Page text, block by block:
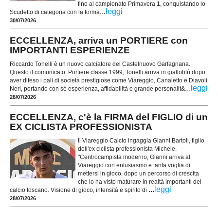
fino al campionato Primavera 1, conquistando lo
Scudetto di categoria con la forma... leggi
30/07/2026
ECCELLENZA, arriva un PORTIERE con
IMPORTANTI ESPERIENZE
Riccardo Tonelli è un nuovo calciatore del Castelnuovo Garfagnana.
Questo il comunicato: Portiere classe 1999, Tonelli arriva in gialloblù dopo
aver difeso i pali di società prestigiose come Viareggio, Canaletto e Diavoli
Neri, portando con sé esperienza, affidabilità e grande personalit&... leggi
28/07/2026
ECCELLENZA, c'è la FIRMA del FIGLIO di un
EX CICLISTA PROFESSIONISTA
Il Viareggio Calcio ingaggia Gianni Bartoli, figlio
dell'ex ciclista professionista Michele.
"Centrocampista moderno, Gianni arriva al
Viareggio con entusiasmo e tanta voglia di
mettersi in gioco, dopo un percorso di crescita
che lo ha visto maturare in realtà importanti del
calcio toscano. Visione di gioco, intensità e spirito di ... leggi
28/07/2026